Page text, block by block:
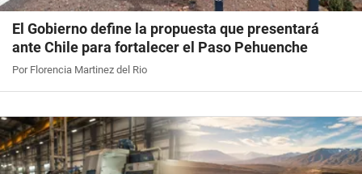
El Gobierno define la propuesta que presentará
ante Chile para fortalecer el Paso Pehuenche
Por Florencia Martinez del Rio